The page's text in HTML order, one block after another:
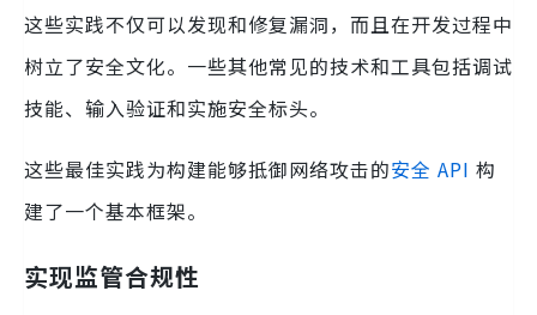
这些实践不仅可以发现和修复漏洞，而且在开发过程中
树立了安全文化。一些其他常见的技术和工具包括调试
技能、输入验证和实施安全标头。
这些最佳实践为构建能够抵御网络攻击的安全 API 构
建了一个基本框架。
实现监管合规性